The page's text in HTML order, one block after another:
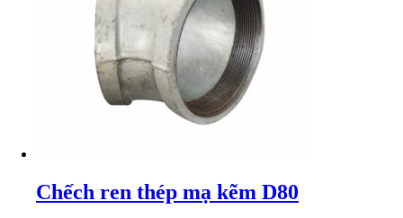
Chếch ren thép mạ kẽm D80